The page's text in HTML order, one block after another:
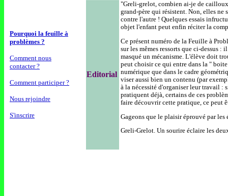
Pourquoi la feuille à
problèmes ?
Comment nous
contacter ?
Comment participer ?
Nous rejoindre
S'inscrire
Editorial
"Greli-grelot, combien ai-je de
grand-père qui résistent. Non, elles ne
contre l'autre ! Quelques essais
objet l'enfant peut enfin réciter la
Ce présent numéro de la Feuille à
sur les mêmes ressorts que ci-dessus
masqué un mécanisme. L'élève doit
peut choisir ce qui entre dans la "
numérique que dans le cadre
viser aussi bien un contenu (par
à la nécessité d'organiser leur travail :
pratiquent déjà, certains de ces
faire découvrir cette pratique, ce peut
Gageons que le plaisir éprouvé par les
Greli-Grelot. Un sourire éclaire les